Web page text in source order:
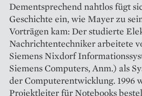
Dementsprechend nahtlos fügt
Geschichte ein, wie Mayer zu
Vorträgen kam: Der studierte
Nachrichtentechniker arbeitete
Siemens Nixdorf
Siemens Computers, Anm.) als
der Computerentwicklung. 1996
Projektleiter für Notebooks